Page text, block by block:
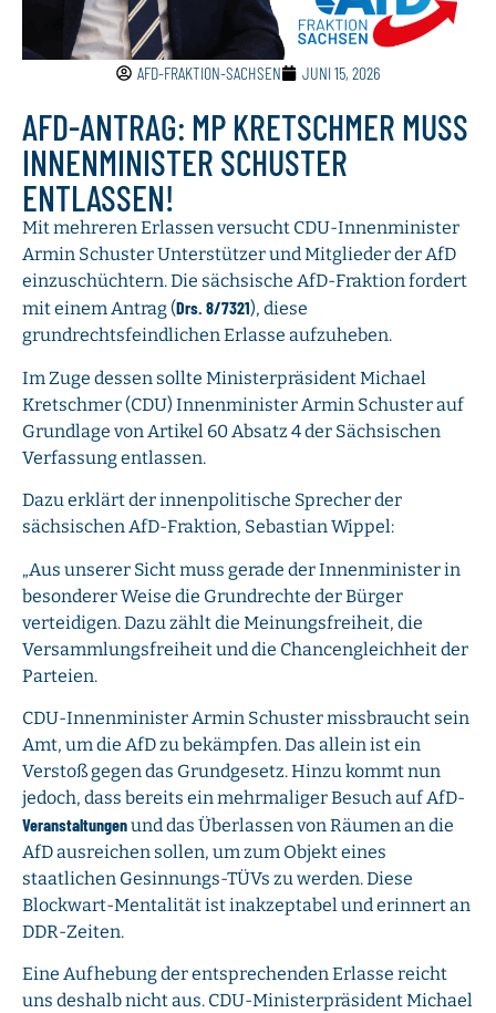
AFD-FRAKTION-SACHSEN JUNI 15, 2026
AFD-ANTRAG: MP KRETSCHMER MUSS
INNENMINISTER SCHUSTER
ENTLASSEN!
Mit mehreren Erlassen versucht CDU-Innenminister
Armin Schuster Unterstützer und Mitglieder der AfD
einzuschüchtern. Die sächsische AfD-Fraktion fordert
mit einem Antrag (Drs. 8/7321), diese
grundrechtsfeindlichen Erlasse aufzuheben.
Im Zuge dessen sollte Ministerpräsident Michael
Kretschmer (CDU) Innenminister Armin Schuster auf
Grundlage von Artikel 60 Absatz 4 der Sächsischen
Verfassung entlassen.
Dazu erklärt der innenpolitische Sprecher der
sächsischen AfD-Fraktion, Sebastian Wippel:
„Aus unserer Sicht muss gerade der Innenminister in
besonderer Weise die Grundrechte der Bürger
verteidigen. Dazu zählt die Meinungsfreiheit, die
Versammlungsfreiheit und die Chancengleichheit der
Parteien.
CDU-Innenminister Armin Schuster missbraucht sein
Amt, um die AfD zu bekämpfen. Das allein ist ein
Verstoß gegen das Grundgesetz. Hinzu kommt nun
jedoch, dass bereits ein mehrmaliger Besuch auf AfD-
Veranstaltungenund das Überlassen von Räumen an die
AfD ausreichen sollen, um zum Objekt eines
staatlichen Gesinnungs-TÜVs zu werden. Diese
Blockwart-Mentalität ist inakzeptabel und erinnert an
DDR-Zeiten.
Eine Aufhebung der entsprechenden Erlasse reicht
uns deshalb nicht aus. CDU-Ministerpräsident Michael